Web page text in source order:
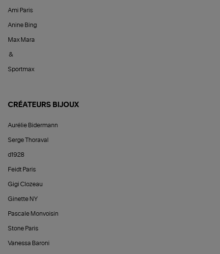
Ami Paris
Anine Bing
Max Mara
&
Sportmax
CRÉATEURS BIJOUX
Aurélie Bidermann
Serge Thoraval
d1928
Feidt Paris
Gigi Clozeau
Ginette NY
Pascale Monvoisin
Stone Paris
Vanessa Baroni